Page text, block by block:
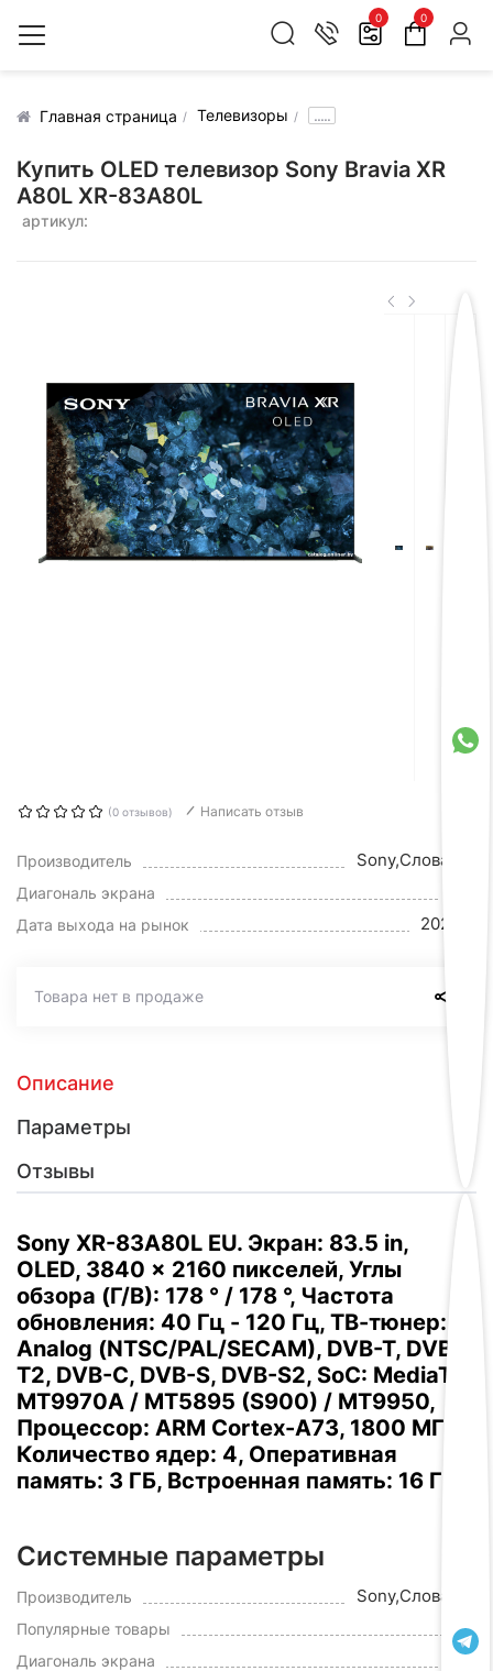
0 0
Главная страница Телевизоры .....
Купить OLED телевизор Sony Bravia XR
A80L XR-83A80L
артикул:
(0 отзывов) Написать отзыв
Производитель Sony,Словакия
Диагональ экрана
Дата выхода на рынок 2023 г.
Товара нет в продаже
Описание
Параметры
Отзывы
Sony XR-83A80L EU. Экран: 83.5 in,
OLED, 3840 x 2160 пикселей, Углы
обзора (Г/В): 178 ° / 178 °, Частота
обновления: 40 Гц - 120 Гц, ТВ-тюнер:
Analog (NTSC/PAL/SECAM), DVB-T, DVB-
T2, DVB-C, DVB-S, DVB-S2, SoC: MediaTek
MT9970A / MT5895 (S900) / MT9950,
Процессор: ARM Cortex-A73, 1800 МГц,
Количество ядер: 4, Оперативная
память: 3 ГБ, Встроенная память: 16 ГБ.
Системные параметры
Производитель Sony,Словакия
Популярные товары Да
Диагональ экрана 83"